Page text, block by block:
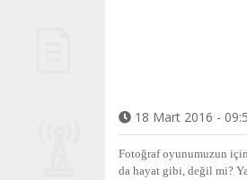
18 Mart 2016 -
Fotoğraf oyunumuzun
da hayat gibi, değil mi?